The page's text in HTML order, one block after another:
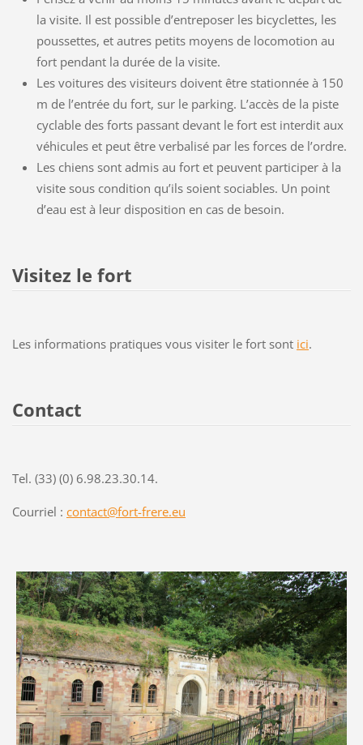
la visite. Il est possible d’entreposer les bicyclettes, les
poussettes, et autres petits moyens de locomotion au
fort pendant la durée de la visite.
Les voitures des visiteurs doivent être stationnée à 150
m de l’entrée du fort, sur le parking. L’accès de la piste
cyclable des forts passant devant le fort est interdit aux
véhicules et peut être verbalisé par les forces de l’ordre.
Les chiens sont admis au fort et peuvent participer à la
visite sous condition qu’ils soient sociables. Un point
d’eau est à leur disposition en cas de besoin.
Visitez le fort
Les informations pratiques vous visiter le fort sont ici.
Contact
Tel. (33) (0) 6.98.23.30.14.
Courriel : contact@fort-frere.eu